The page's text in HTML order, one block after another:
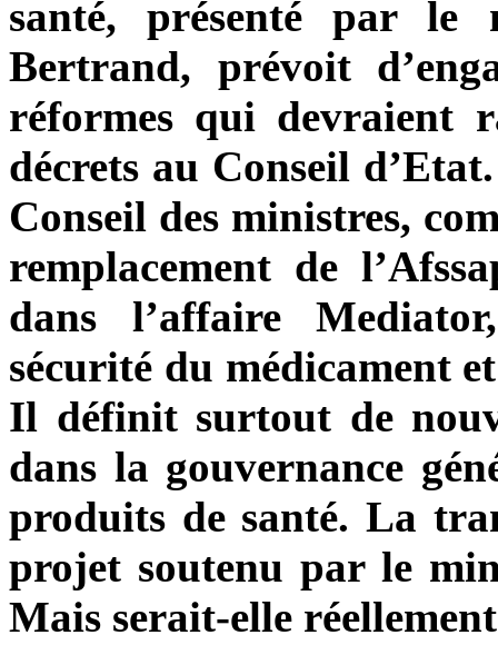
santé, présenté par le
Bertrand, prévoit
réformes qui devraient
décrets au Conseil
Conseil des ministres,
remplacement de
dans l’affaire
sécurité du médicament
Il définit surtout de
dans la gouvernance
produits de santé. La
projet soutenu par le
Mais serait-elle